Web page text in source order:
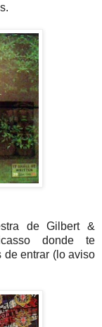
de Gilbert &
donde te
de entrar (lo aviso